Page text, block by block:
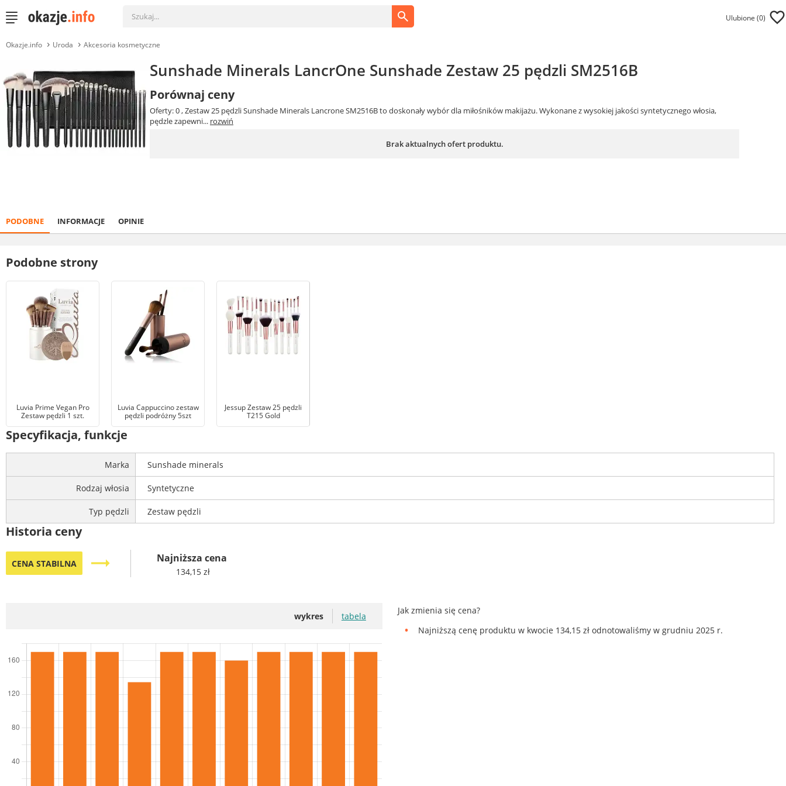
Ulubione (0)
Okazje.info Uroda Akcesoria kosmetyczne
Sunshade Minerals LancrOne Sunshade Zestaw 25 pędzli SM2516B
Porównaj ceny
Oferty: 0, Zestaw 25 pędzli Sunshade Minerals Lancrone SM2516B to doskonały wybór dla miłośników makijażu. Wykonane z wysokiej jakości syntetycznego włosia,
pędzle zapewni... rozwiń
Brak aktualnych ofert produktu.
PODOBNE INFORMACJE OPINIE
Podobne strony
Luvia Prime Vegan Pro
Zestaw pędzli 1 szt.
Luvia Cappuccino zestaw
pędzli podróżny 5szt
Jessup Zestaw 25 pędzli
T215 Gold
Specyfikacja, funkcje
Marka Sunshade minerals
Rodzaj włosia Syntetyczne
Typ pędzli Zestaw pędzli
Historia ceny
CENA STABILNA trending_flat Najniższa cena
134,15 zł
wykres tabela
Jak zmienia się cena?
Najniższą cenę produktu w kwocie 134,15 zł odnotowaliśmy w grudniu 2025 r.